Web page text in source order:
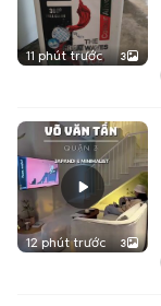
11 phút trước 3
12 phút trước 3